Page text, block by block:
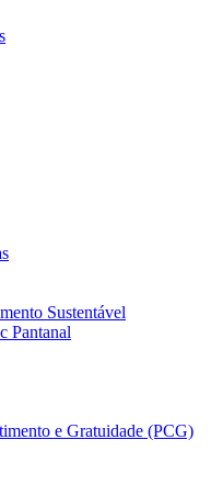
Sustentável
Pantanal
e Gratuidade (PCG)